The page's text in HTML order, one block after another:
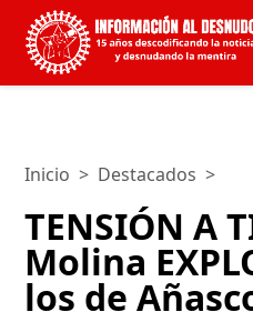
Inicio > Destacados >
TENSIÓN A
Molina
los de